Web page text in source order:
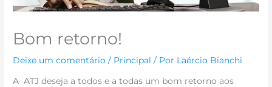
Bom retorno!
Deixe um comentário / Principal / Por Laércio Bianchi
A ATJ deseja a todos e a todas um bom retorno aos